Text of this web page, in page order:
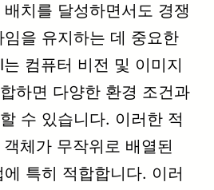
치를 달성하면서도 경쟁
을 유지하는 데 중요한
컴퓨터 비전 및 이미지
하면 다양한 환경 조건과
수 있습니다. 이러한 적
체가 무작위로 배열된
특히 적합합니다. 이러